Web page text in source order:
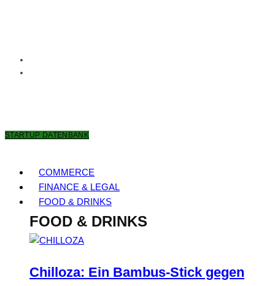
STARTUP DATENBANK
COMMERCE
FINANCE & LEGAL
FOOD & DRINKS
FOOD & DRINKS
Chilloza: Ein Bambus-Stick gegen